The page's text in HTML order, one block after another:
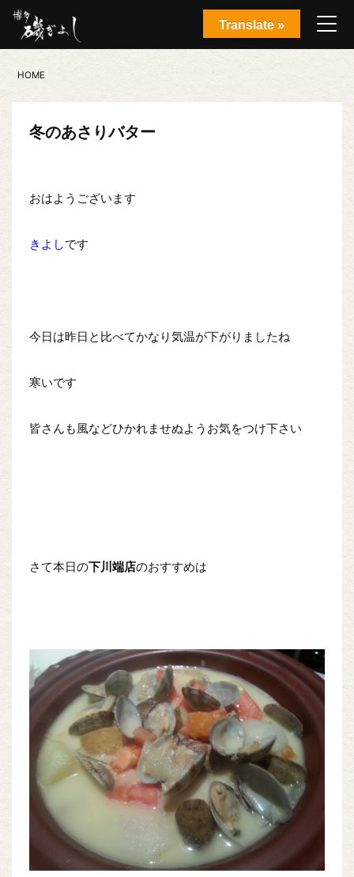
HOME
冬のあさりバター
おはようございます
きよしです
今日は昨日と比べてかなり気温が下がりましたね
寒いです
皆さんも風などひかれませぬようお気をつけ下さい
さて本日の下川端店のおすすめは
Translate »